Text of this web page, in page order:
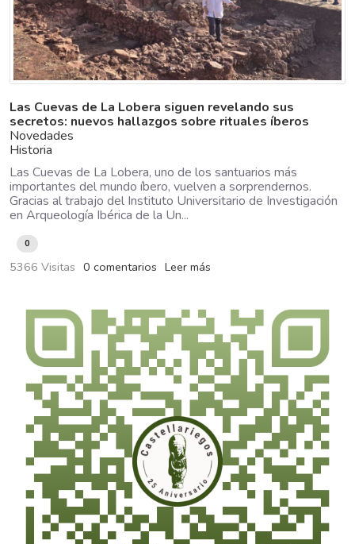
Las Cuevas de La Lobera siguen revelando sus
secretos: nuevos hallazgos sobre rituales íberos
Novedades
Historia
Las Cuevas de La Lobera, uno de los santuarios más
importantes del mundo íbero, vuelven a sorprendernos.
Gracias al trabajo del Instituto Universitario de Investigación
en Arqueología Ibérica de la Un...
0
5366 Visitas 0 comentarios Leer más